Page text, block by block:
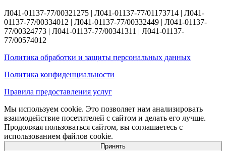
Л041-01137-77/00321275 | Л041-01137-77/01173714 | Л041-
01137-77/00334012 | Л041-01137-77/00332449 | Л041-01137-
77/00324773 | Л041-01137-77/00341311 | Л041-01137-
77/00574012
Политика обработки и защиты персональных данных
Политика конфиденциальности
Правила предоставления услуг
Мы используем cookie. Это позволяет нам анализировать
взаимодействие посетителей с сайтом и делать его лучше.
Продолжая пользоваться сайтом, вы соглашаетесь с
использованием файлов cookie.
Принять